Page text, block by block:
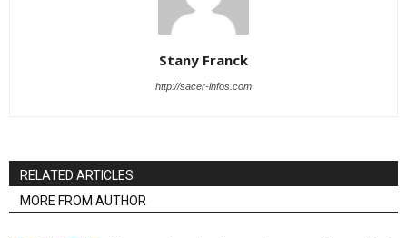
Stany Franck
http://sacer-infos.com
RELATED ARTICLES
MORE FROM AUTHOR